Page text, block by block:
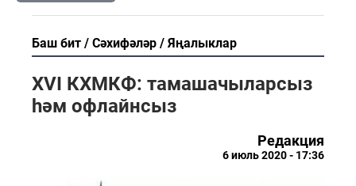
Баш бит Сәхифәләр Яңалыклар
XVI КХМКФ: тамашачыларсыз
һәм офлайнсыз
Редакция
6 июль 2020 - 17:36